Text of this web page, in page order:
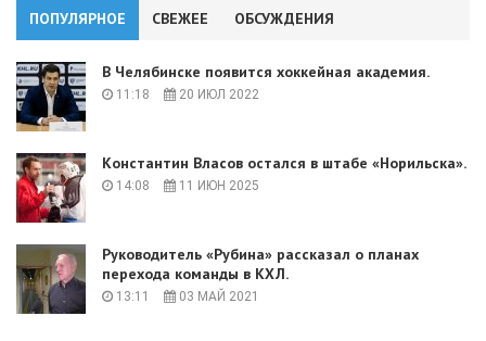
ПОПУЛЯРНОЕ
СВЕЖЕЕ ОБСУЖДЕНИЯ
В Челябинске появится хоккейная академия.
11:18 20 ИЮЛ 2022
Константин Власов остался в штабе «Норильска».
14:08 11 ИЮН 2025
Руководитель «Рубина» рассказал о планах
перехода команды в КХЛ.
13:11 03 МАЙ 2021